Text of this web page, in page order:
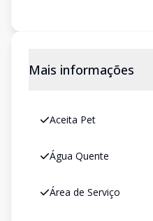
Mais informações
Aceita Pet
Água Quente
Área de Serviço